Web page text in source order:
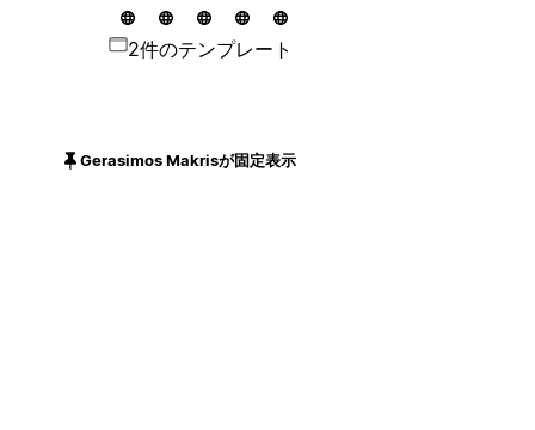
2件のテンプレート
Gerasimos Makrisが固定表示